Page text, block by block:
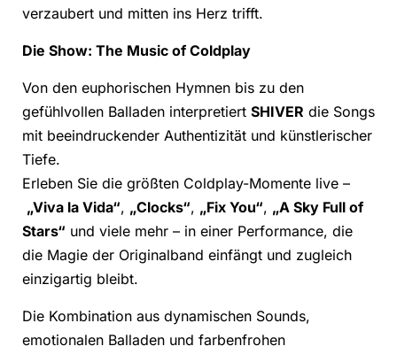
verzaubert und mitten ins Herz trifft.
Die Show: The Music of Coldplay
Von den euphorischen Hymnen bis zu den
gefühlvollen Balladen interpretiert SHIVER die Songs
mit beeindruckender Authentizität und künstlerischer
Tiefe.
Erleben Sie die größten Coldplay-Momente live –
„Viva la Vida“, „Clocks“, „Fix You“, „A Sky Full of
Stars“ und viele mehr – in einer Performance, die
die Magie der Originalband einfängt und zugleich
einzigartig bleibt.
Die Kombination aus dynamischen Sounds,
emotionalen Balladen und farbenfrohen